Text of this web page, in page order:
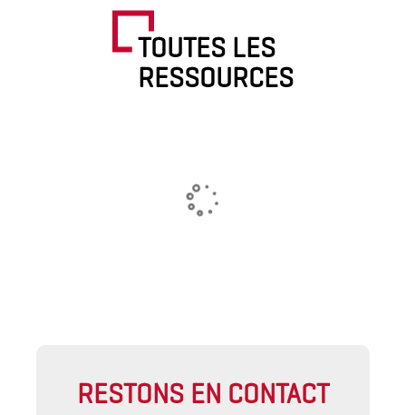
TOUTES LES
RESSOURCES
RESTONS EN CONTACT